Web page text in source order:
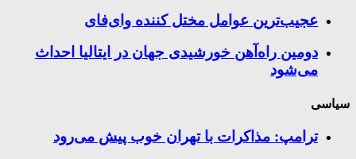
عجیب‌ترین عوامل مختل کننده وای‌فای
دومین راه‌آهن خورشیدی جهان در ایتالیا احداث
می‌شود
سیاسی
ترامپ: مذاکرات با تهران خوب پیش می‌رود